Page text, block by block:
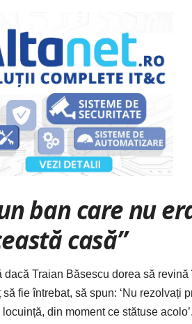
ban care nu
casă”
Traian Băsescu dorea să
fie întrebat, să spun: ‘Nu rezolvați
din moment ce stătuse